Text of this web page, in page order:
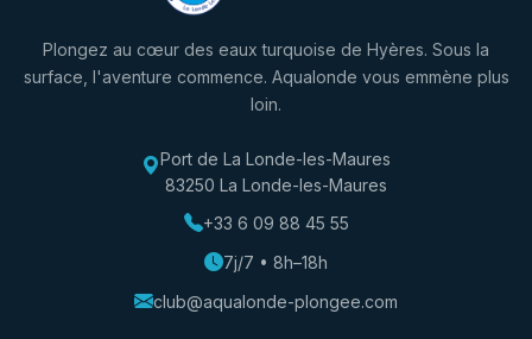
Plongez au cœur des eaux turquoise de Hyères. Sous la
surface, l'aventure commence. Aqualonde vous emmène plus
loin.
Port de La Londe-les-Maures
83250 La Londe-les-Maures
+33 6 09 88 45 55
7j/7 • 8h–18h
club@aqualonde-plongee.com